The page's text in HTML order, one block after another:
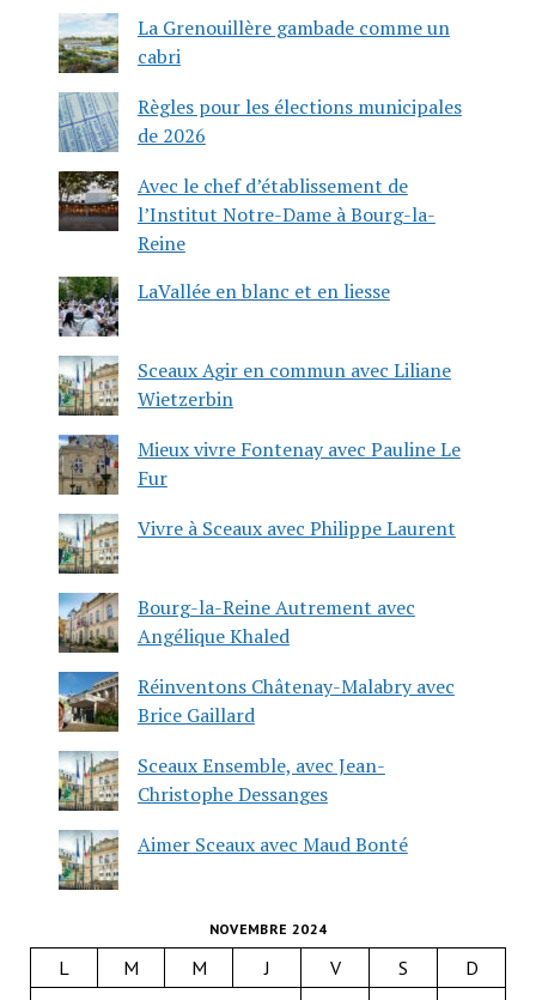
La Grenouillère gambade comme un
cabri
Règles pour les élections municipales
de 2026
Avec le chef d’établissement de
l’Institut Notre-Dame à Bourg-la-
Reine
LaVallée en blanc et en liesse
Sceaux Agir en commun avec Liliane
Wietzerbin
Mieux vivre Fontenay avec Pauline Le
Fur
Vivre à Sceaux avec Philippe Laurent
Bourg-la-Reine Autrement avec
Angélique Khaled
Réinventons Châtenay-Malabry avec
Brice Gaillard
Sceaux Ensemble, avec Jean-
Christophe Dessanges
Aimer Sceaux avec Maud Bonté
NOVEMBRE 2024
L M M J V S
D